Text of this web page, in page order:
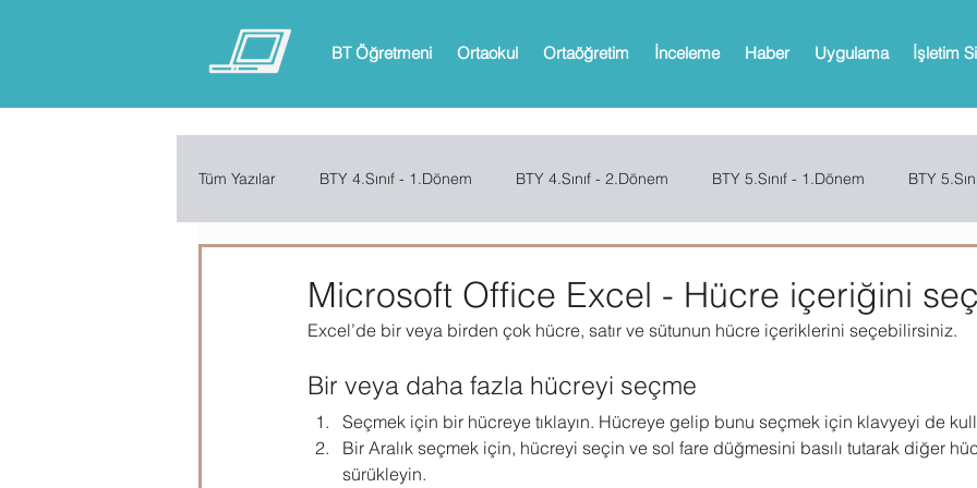
BT Öğretmeni Ortaokul Ortaöğretim İnceleme Haber Uygulama İşletim
Tüm Yazılar BTY 4.Sınıf - 1.Dönem BTY 4.Sınıf - 2.Dönem BTY 5.Sınıf - 1.Dönem BTY
Microsoft Excel Microsoft InfoPath Microsoft OneNote Microsoft Outlook Microsoft
Microsoft Office Excel - Hücre içeriğini
Excel’de bir veya birden çok hücre, satır ve sütunun hücre içeriklerini seçebilirsiniz.
Bir veya daha fazla hücreyi seçme
Seçmek için bir hücreye tıklayın. Hücreye gelip bunu seçmek için klavyeyi de
Bir Aralık seçmek için, hücreyi seçin ve sol fare düğmesini basılı tutarak diğer
sürükleyin.